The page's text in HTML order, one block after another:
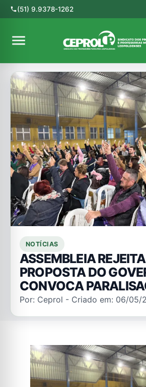
phone(51) 9.9378-1262
menu
NOTÍCIAS
ASSEMBLEIA REJEITA
PROPOSTA DO
CONVOCA
Por: Ceprol - Criado em: 06/05/